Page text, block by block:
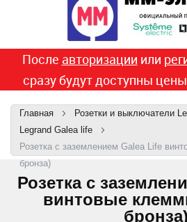
После авторизации или
сразу будут доступны
Главная
Розетки и выключатели
Legrand Galea life
Розетка с заземлением Galea Life
бронза)
Розетка с
винтовые
бронза)